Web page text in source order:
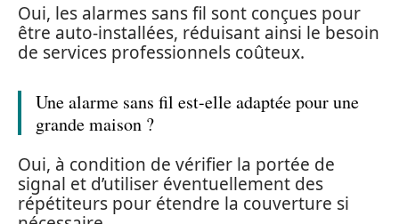
Oui, les alarmes sans fil sont conçues pour
être auto-installées, réduisant ainsi le besoin
de services professionnels coûteux.
Une alarme sans fil est-elle adaptée pour une
grande maison ?
Oui, à condition de vérifier la portée de
signal et d’utiliser éventuellement des
répétiteurs pour étendre la couverture si